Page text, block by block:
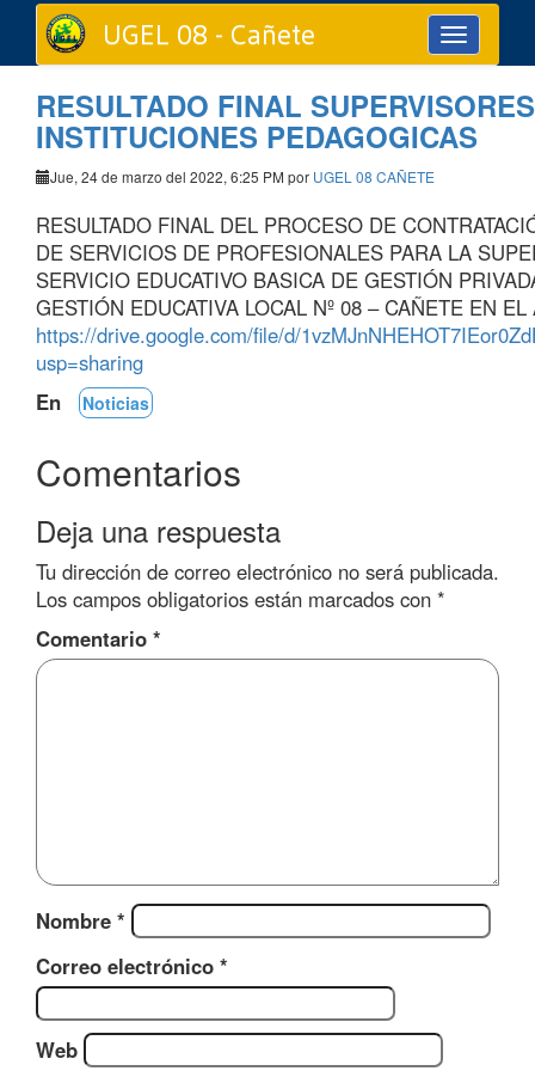
Toggle
navigation
UGEL 08 - Cañete
RESULTADO FINAL
INSTITUCIONES PEDAGOGICAS
Jue, 24 de marzo del 2022, 6:25 PM por UGEL 08 CAÑETE
RESULTADO FINAL DEL PROCESO DE
DE SERVICIOS DE PROFESIONALES PARA LA
SERVICIO EDUCATIVO BASICA DE GESTIÓN
GESTIÓN EDUCATIVA LOCAL Nº 08 – CAÑETE EN
https://drive.google.com/file/d/
usp=sharing
En
Noticias
Comentarios
Deja una respuesta
Tu dirección de correo electrónico no será publicada.
Los campos obligatorios están marcados con *
Comentario *
Nombre *
Correo electrónico *
Web